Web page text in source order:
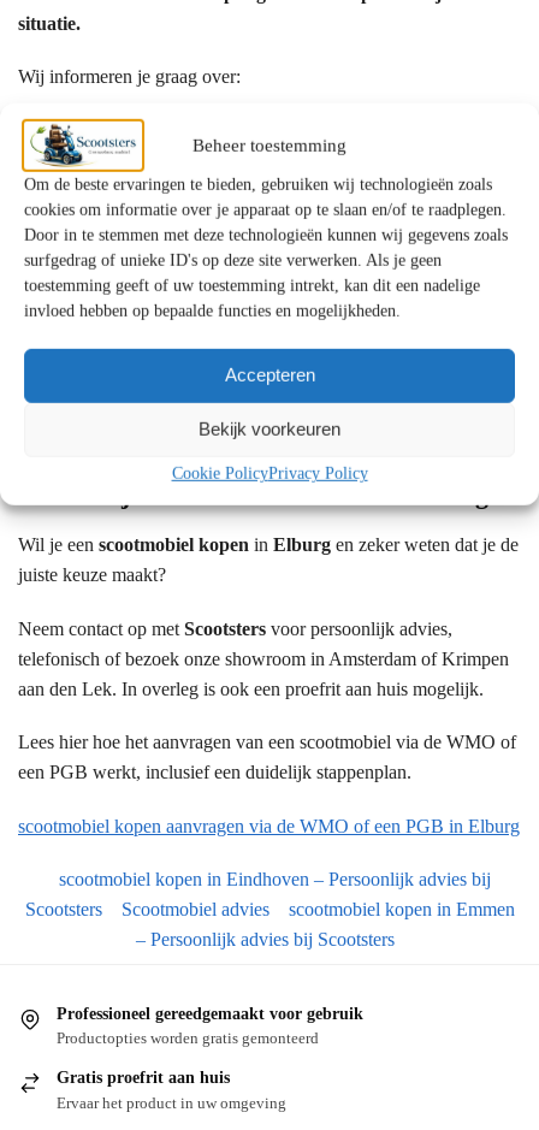
Beheer toestemming
Om de beste ervaringen te bieden, gebruiken wij technologieën zoals
cookies om informatie over je apparaat op te slaan en/of te raadplegen.
Door in te stemmen met deze technologieën kunnen wij gegevens zoals
surfgedrag of unieke ID's op deze site verwerken. Als je geen
toestemming geeft of uw toestemming intrekt, kan dit een nadelige
invloed hebben op bepaalde functies en mogelijkheden.
Accepteren
Bekijk voorkeuren
Cookie PolicyPrivacy Policy
situatie.
Wij informeren je graag over:
de mogelijkheden binnen de WMO
een eventuele eigen bijdrage
alternatieven als je aanvraag wordt afgewezen
Waarom kiezen klanten uit Elburg voor
Scootsters?
✔ Showrooms met uitgebreide proefritmogelijkheden
✔ Uitgebreide ervaring met mobiliteitsoplossingen
✔ Betrouwbare service en uitstekende ondersteuning
Wil je een scootmobiel kopen in Elburg en zeker weten dat je de
juiste keuze maakt?
Neem contact op met Scootsters voor persoonlijk advies,
telefonisch of bezoek onze showroom in Amsterdam of Krimpen
aan den Lek. In overleg is ook een proefrit aan huis mogelijk.
Lees hier hoe het aanvragen van een scootmobiel via de WMO of
een PGB werkt, inclusief een duidelijk stappenplan.
scootmobiel kopen aanvragen via de WMO of een PGB in Elburg
scootmobiel kopen in Eindhoven – Persoonlijk advies bij
Scootsters
Scootmobiel advies
scootmobiel kopen in Emmen
– Persoonlijk advies bij Scootsters
Professioneel gereedgemaakt voor gebruik
Productopties worden gratis gemonteerd
Gratis proefrit aan huis
Ervaar het product in uw omgeving